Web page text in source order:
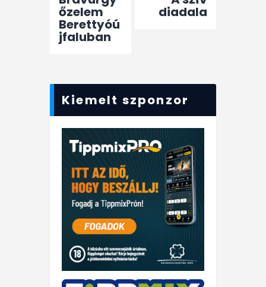
őzelem
Berettyóú
jfaluban
diadala
Kiemelt szponzor